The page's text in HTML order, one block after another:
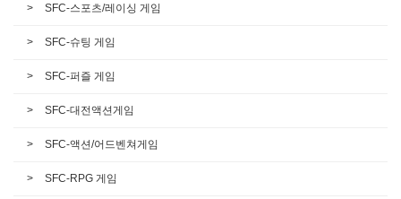
SFC-스포츠/레이싱 게임
SFC-슈팅 게임
SFC-퍼즐 게임
SFC-대전액션게임
SFC-액션/어드벤쳐게임
SFC-RPG 게임